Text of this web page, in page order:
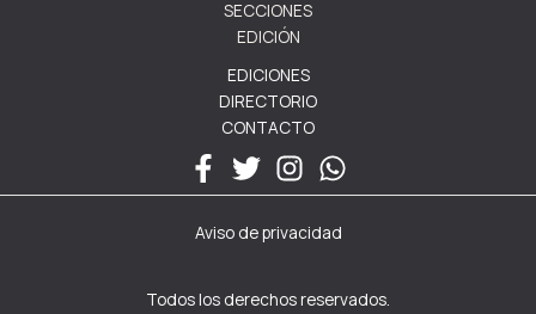
SECCIONES
EDICIÓN
EDICIONES
DIRECTORIO
CONTACTO
Aviso de privacidad
Todos los derechos reservados.